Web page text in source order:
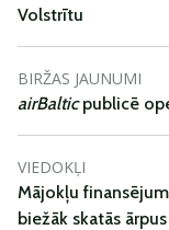
Volstrītu
BIRŽAS JAUNUMI
airBalticpublicē
VIEDOKĻI
Mājokļu
biežāk skatās